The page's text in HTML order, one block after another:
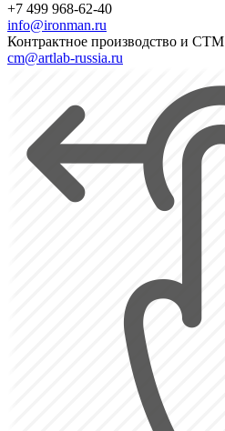
+7 499 968-62-40
info@ironman.ru
Контрактное производство и СТМ
cm@artlab-russia.ru